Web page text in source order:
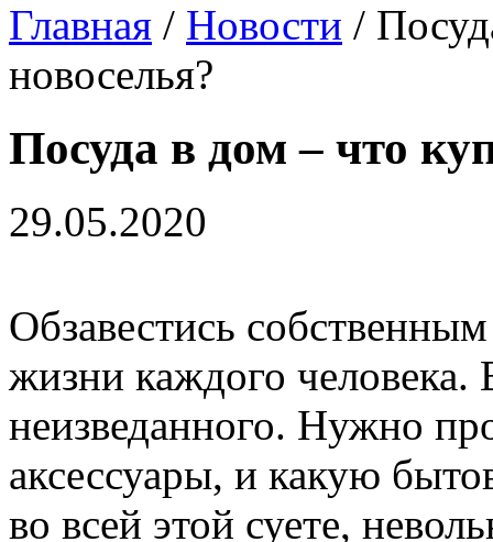
Главная / Новости /
новоселья?
Посуда в дом – что
29.05.2020
Обзавестись
жизни каждого человека.
неизведанного. Нужно
аксессуары, и какую
во всей этой суете,